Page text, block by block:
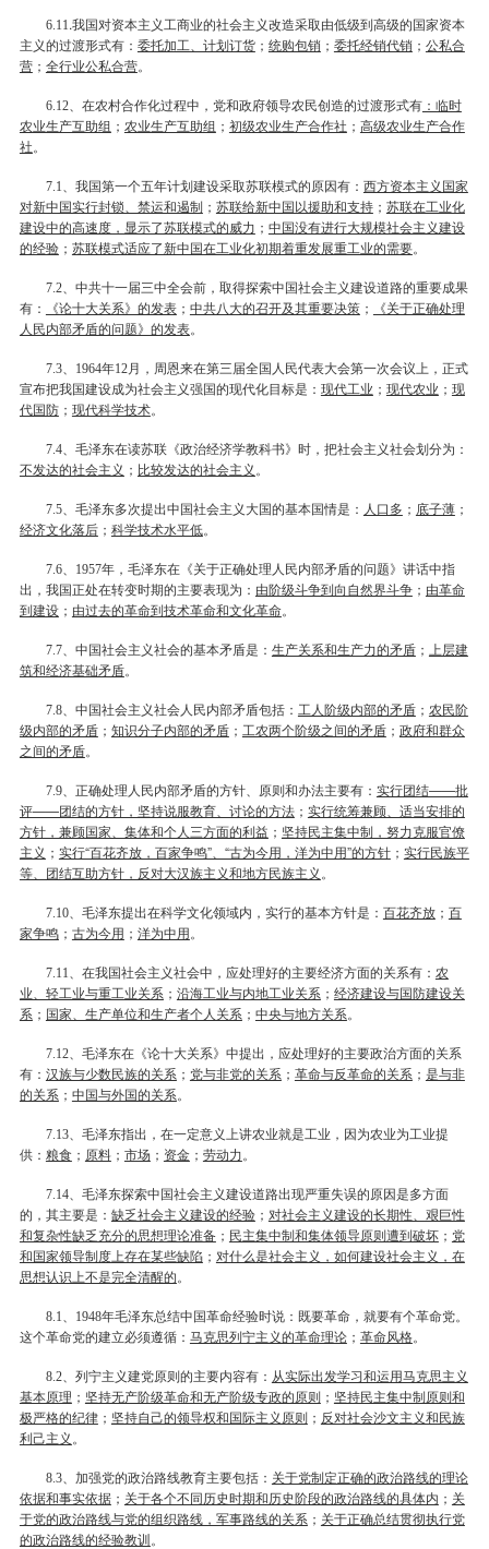
6.11.我国对资本主义工商业的社会主义改造采取由低级到高级的国家资本
主义的过渡形式有： 委托加工、计划订货； 统购包销； 委托经销代销； 公私合
营； 全行业公私合营。
6.12、在农村合作化过程中，党和政府领导农民创造的过渡形式有：临时
农业生产互助组 ； 农业生产互助组 ； 初级农业生产合作社 ； 高级农业生产合作
社。
7.1 、我国第一个五年计划建设采取苏联模式的原因有： 西方资本主义国家
对新中国实行封锁、禁运和遏制； 苏联给新中国以援助和支持； 苏联在工业化
建设中的高速度，显示了苏联模式的威力 ； 中国没有进行大规模社会主义建设
的经验； 苏联模式适应了新中国在工业化初期着重发展重工业的需要。
7.2、中共十一届三中全会前，取得探索中国社会主义建设道路的重要成果
有：
《论十大关系》的发表； 中共八大的召开及其重要决策；
《关于正确处理
人民内部矛盾的问题》的发表。
7.3、 1964年12月，周恩来在第三届全国人民代表大会第一次会议上，正式
宣布把我国建设成为社会主义强国的现代化目标是： 现代工业 ； 现代农业 ； 现
代国防； 现代科学技术。
7.4、毛泽东在读苏联《政治经济学教科书》时，把社会主义社会划分为：
不发达的社会主义 ； 比较发达的社会主义 。
7.5、毛泽东多次提出中国社会主义大国的基本国情是： 人口多 ； 底子薄；
经济文化落后； 科学技术水平低。
7.6、 1957年，毛泽东在《关于正确处理人民内部矛盾的问题》讲话中指
出，我国正处在转变时期的主要表现为： 由阶级斗争到向自然界斗争； 由革命
到建设； 由过去的革命到技术革命和文化革命。
7.7、中国社会主义社会的基本矛盾是： 生产关系和生产力的矛盾； 上层建
筑和经济基础矛盾。
7.8、中国社会主义社会人民内部矛盾包括： 工人阶级内部的矛盾； 农民阶
级内部的矛盾； 知识分子内部的矛盾； 工农两个阶级之间的矛盾； 政府和群众
之间的矛盾。
7.9、正确处理人民内部矛盾的方针、原则和办法主要有： 实行团结——批
评——团结的方针，坚持说服教育、讨论的方法； 实行统筹兼顾、适当安排的
方针，兼顾国家、集体和个人三方面的利益 ； 坚持民主集中制，努力克服官僚
主义 ； 实行“百花齐放，百家争鸣”、“古为今用，洋为中用”的方针； 实行民族平
等、团结互助方针，反对大汉族主义和地方民族主义 。
7.10、毛泽东提出在科学文化领域内，实行的基本方针是： 百花齐放； 百
家争鸣； 古为今用 ； 洋为中用。
7.11 、在我国社会主义社会中，应处理好的主要经济方面的关系有： 农
业、轻工业与重工业关系 ； 沿海工业与内地工业关系 ； 经济建设与国防建设关
系 ； 国家、生产单位和生产者个人关系 ； 中央与地方关系。
7.12、毛泽东在《论十大关系》中提出，应处理好的主要政治方面的关系
有： 汉族与少数民族的关系 ； 党与非党的关系 ； 革命与反革命的关系 ； 是与非
的关系 ； 中国与外国的关系。
7.13、毛泽东指出，在一定意义上讲农业就是工业，因为农业为工业提
供： 粮食； 原料； 市场 ； 资金； 劳动力。
7.14、毛泽东探索中国社会主义建设道路出现严重失误的原因是多方面
的，其主要是： 缺乏社会主义建设的经验； 对社会主义建设的长期性、艰巨性
和复杂性缺乏充分的思想理论准备； 民主集中制和集体领导原则遭到破坏； 党
和国家领导制度上存在某些缺陷； 对什么是社会主义，如何建设社会主义，在
思想认识上不是完全清醒的。
8.1 1948年毛泽东总结中国革命经验时说：既要革命，就要有个革命党。
这个革命党的建立必须遵循： 马克思列宁主义的革命理论； 革命风格。
8.2、列宁主义建党原则的主要内容有： 从实际出发学习和运用马克思主义
基本原理 ； 坚持无产阶级革命和无产阶级专政的原则； 坚持民主集中制原则和
极严格的纪律； 坚持自己的领导权和国际主义原则； 反对社会沙文主义和民族
利己主义 。
8.3、加强党的政治路线教育主要包括： 关于党制定正确的政治路线的理论
依据和事实依据； 关于各个不同历史时期和历史阶段的政治路线的具体内 ； 关
于党的政治路线与党的组织路线，军事路线的关系 ； 关于正确总结贯彻执行党
的政治路线的经验教训。